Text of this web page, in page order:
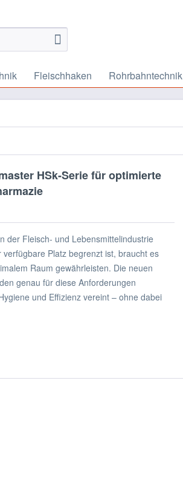
Fleischhaken Rohrbahntechnik
HSk-Serie für optimierte
der Fleisch- und Lebensmittelindustrie
Platz begrenzt ist, braucht es
Raum gewährleisten. Die neuen
genau für diese Anforderungen
und Effizienz vereint – ohne dabei